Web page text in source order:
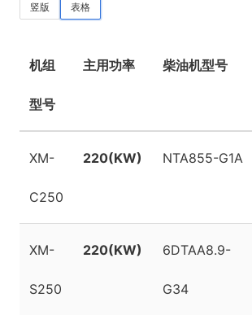
竖版 表格
机组
型号
主用功率 柴油机型号
XM-
C250
220(KW) NTA855-G1A
XM-
S250
220(KW) 6DTAA8.9-
G34